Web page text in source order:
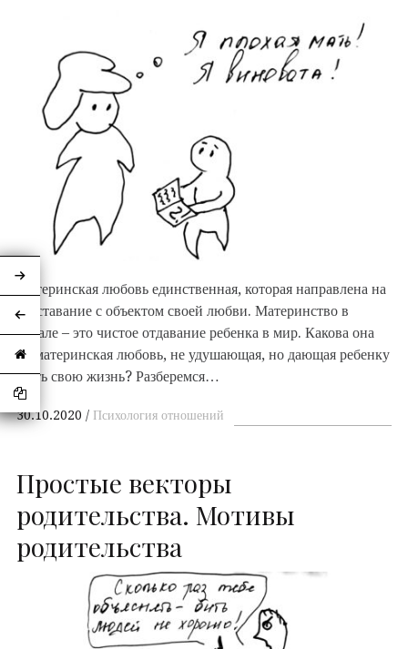
Материнская любовь единственная, которая направлена на
расставание с объектом своей любви. Материнство в
идеале – это чистое отдавание ребенка в мир. Какова она
— материнская любовь, не удушающая, но дающая ребенку
жить свою жизнь? Разберемся…
30.10.2020 Психология отношений
Простые векторы
родительства. Мотивы
родительства